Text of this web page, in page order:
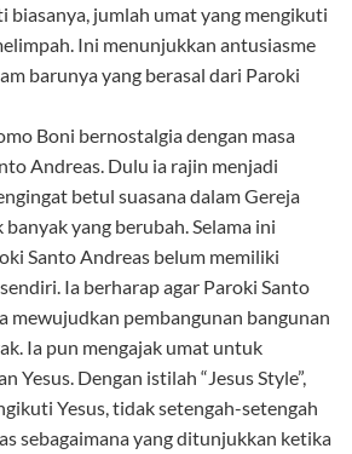
biasanya, jumlah umat yang mengikuti
Ini menunjukkan antusiasme
barunya yang berasal dari Paroki
Boni bernostalgia dengan masa
Andreas. Dulu ia rajin menjadi
betul suasana dalam Gereja
yang berubah. Selama ini
Santo Andreas belum memiliki
Ia berharap agar Paroki Santo
mewujudkan pembangunan bangunan
Ia pun mengajak umat untuk
Yesus. Dengan istilah “Jesus Style”,
Yesus, tidak setengah-setengah
sebagaimana yang ditunjukkan ketika